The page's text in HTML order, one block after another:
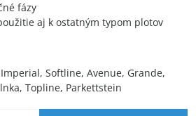
fázy
aj k ostatným typom plotov
Softline, Avenue, Grande,
Topline, Parkettstein